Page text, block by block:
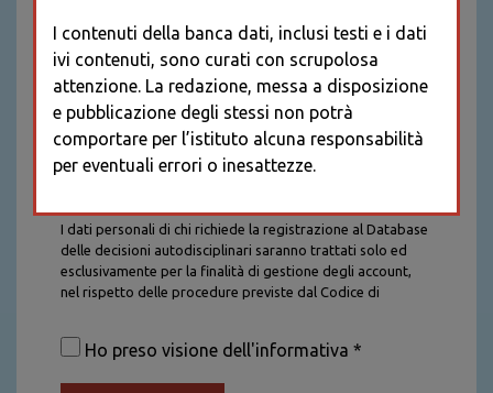
I dati personali di chi richiede la registrazione al Database
delle decisioni autodisciplinari saranno trattati solo ed
esclusivamente per la finalità di gestione degli account,
nel rispetto delle procedure previste dal Codice di
saranno trattati con tutte le cautele richieste dalla legge e
saranno conservati per la durata stabilita caso per caso
Ho preso visione dell'informativa *
I contenuti della banca dati, inclusi testi e i dati
ivi contenuti, sono curati con scrupolosa
attenzione. La redazione, messa a disposizione
e pubblicazione degli stessi non potrà
comportare per l’istituto alcuna responsabilità
per eventuali errori o inesattezze.